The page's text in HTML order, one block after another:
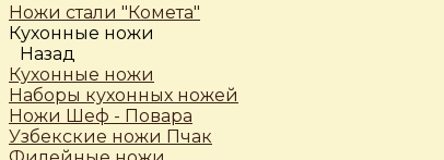
Ножи стали "Комета"
Кухонные ножи
Назад
Кухонные ножи
Наборы кухонных ножей
Ножи Шеф - Повара
Узбекские ножи Пчак